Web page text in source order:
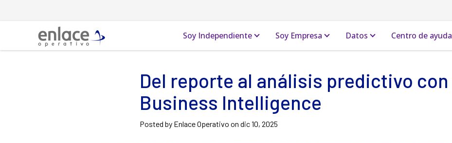
Soy Independiente Soy Empresa Datos Centro de ayuda
Del reporte al análisis predictivo con
Business Intelligence
Posted by Enlace Operativo on dic 10, 2025